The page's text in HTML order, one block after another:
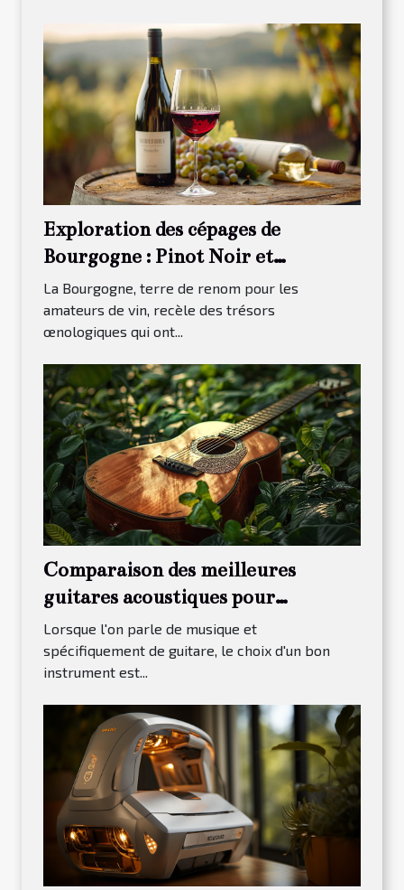
Exploration des cépages de
Bourgogne : Pinot Noir et
Chardonnay
La Bourgogne, terre de renom pour les
amateurs de vin, recèle des trésors
œnologiques qui ont...
Comparaison des meilleures
guitares acoustiques pour
débutants en 2023
Lorsque l'on parle de musique et
spécifiquement de guitare, le choix d'un bon
instrument est...